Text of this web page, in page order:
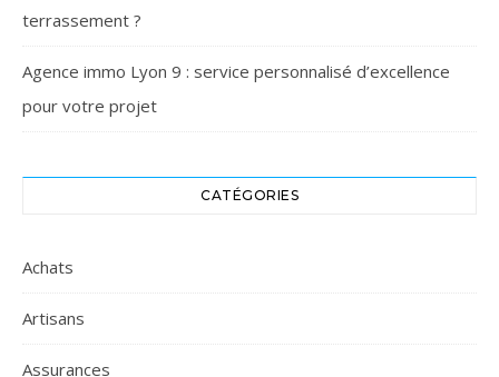
terrassement ?
Agence immo Lyon 9 : service personnalisé d’excellence
pour votre projet
CATÉGORIES
Achats
Artisans
Assurances